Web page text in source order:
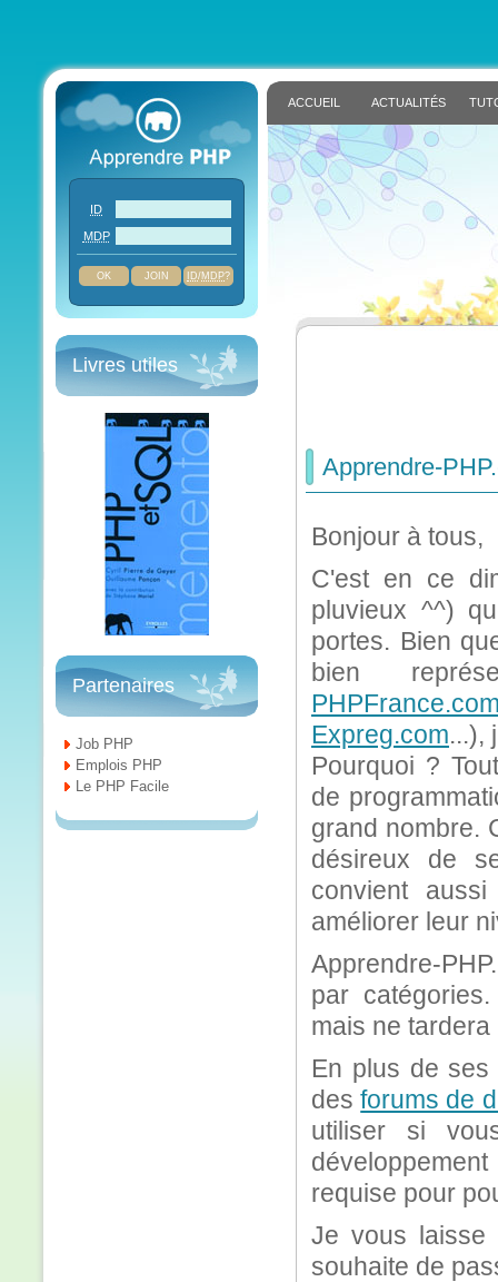
ACCUEIL ACTUALITÉS
Apprendre-
Bonjour à tous,
C'est en ce
pluvieux ^^)
portes. Bien
bien
Expreg.com...),
Pourquoi ?
de
grand nombre.
désireux de
convient
améliorer leur
Apprendre-
par
mais ne
En plus de ses
desforums de
utiliser si
requise pour
Je vous laisse
souhaite de
ID
MDP
JOIN ID/MDP?
Livres utiles
Partenaires
Job PHP
Emplois PHP
Le PHP Facile